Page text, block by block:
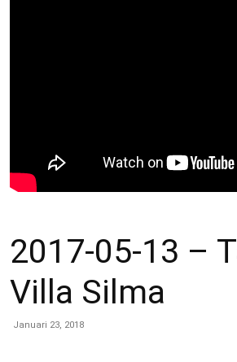
2017-05-13 –
Villa Silma
Januari 23, 2018